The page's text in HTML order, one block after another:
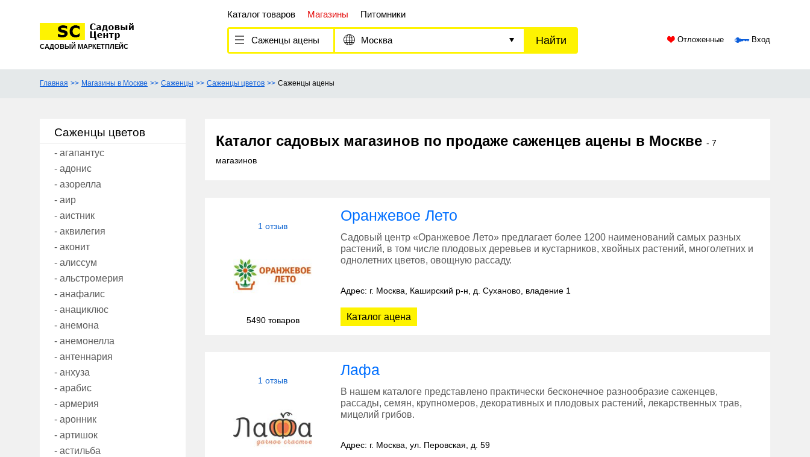
САДОВЫЙ МАРКЕТПЛЕЙС
Каталог товаров Магазины Питомники
Саженцы ацены Москва Найти Отложенные Вход
Главная Магазины в Москве Саженцы Саженцы цветов Саженцы ацены
Саженцы цветов
- агапантус
- адонис
- азорелла
- аир
- аистник
- аквилегия
- аконит
- алиссум
- альстромерия
- анафалис
- анациклюс
- анемона
- анемонелла
- антеннария
- анхуза
- арабис
- армерия
- аронник
- артишок
- астильба
Каталог садовых магазинов по продаже саженцев ацены в Москве - 7
магазинов
1 отзыв
5490 товаров
Оранжевое Лето
Садовый центр «Оранжевое Лето» предлагает более 1200 наименований самых разных
растений, в том числе плодовых деревьев и кустарников, хвойных растений, многолетних и
однолетних цветов, овощную рассаду.
Адрес: г. Москва, Каширский р-н, д. Суханово, владение 1
Каталог ацена
1 отзыв
Лафа
В нашем каталоге представлено практически бесконечное разнообразие саженцев,
рассады, семян, крупномеров, декоративных и плодовых растений, лекарственных трав,
мицелий грибов.
Адрес: г. Москва, ул. Перовская, д. 59